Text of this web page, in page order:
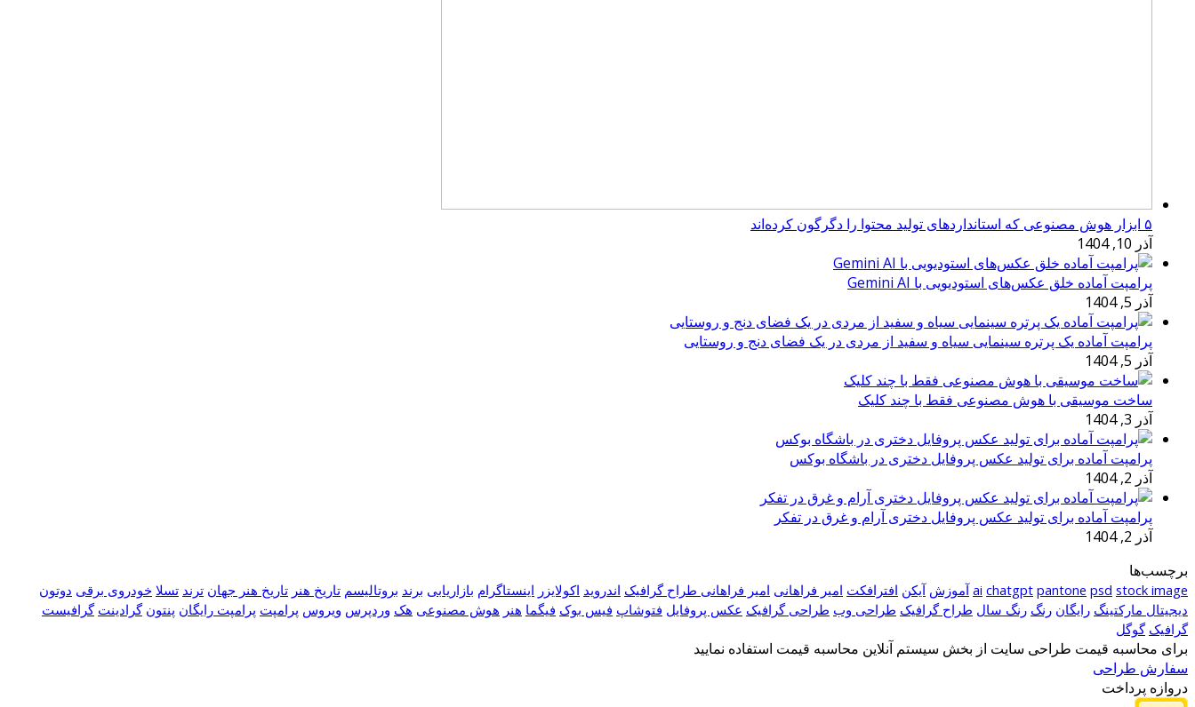
۵ ابزار هوش مصنوعی که استانداردهای تولید محتوا را دگرگون کرده‌اند
آذر 10, 1404
پرامپت آماده خلق عکس‌های استودیویی با Gemini AI
آذر 5, 1404
پرامپت آماده یک پرتره سینمایی سیاه و سفید از مردی در یک فضای دنج و روستایی
آذر 5, 1404
ساخت موسیقی با هوش مصنوعی فقط با چند کلیک
آذر 3, 1404
پرامپت آماده برای تولید عکس پروفایل دختری در باشگاه بوکس
آذر 2, 1404
پرامپت آماده برای تولید عکس پروفایل دختری آرام و غرق در تفکر
آذر 2, 1404
برچسب‌ها
ai chatgpt pantone psd stock image آموزش آیکن افترافکت امیر فراهانی امیر فراهانی طراح گرافیک اندروید اکولایزر اینستاگرام بازاریابی برند بروتالیسم تاریخ هنر تاریخ هنر جهان ترند تسلا خودروی برقی دوتون
دیجیتال مارکتینگ رایگان رنگ رنگ سال طراح گرافیک طراحی وب طراحی گرافیک عکس پروفایل فتوشاپ فیس بوک فیگما هنر هوش مصنوعی هک وردپرس ویروس پرامپت پرامپت رایگان پنتون گرادینت گرافیست
گرافیک گوگل
برای محاسبه قیمت طراحی سایت از بخش سیستم آنلاین محاسبه قیمت استفاده نمایید
سفارش طراحی
دروازه پرداخت